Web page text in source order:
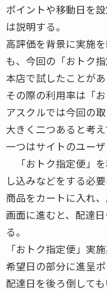
ポイントや移動日を
は説明する。
高評価を背景に実施
も、今回の「おトク
本店で試したことがあ
その際の利用率は「
アスクルでは今回の
大きく二つあると考え
一つはサイトのユー
「おトク指定便」
し込みなどをする必要
商品をカートに入れ
画面に進むと、配達
る。
「おトク指定便」実
希望日の部分に進呈
配達日を後ろ倒して